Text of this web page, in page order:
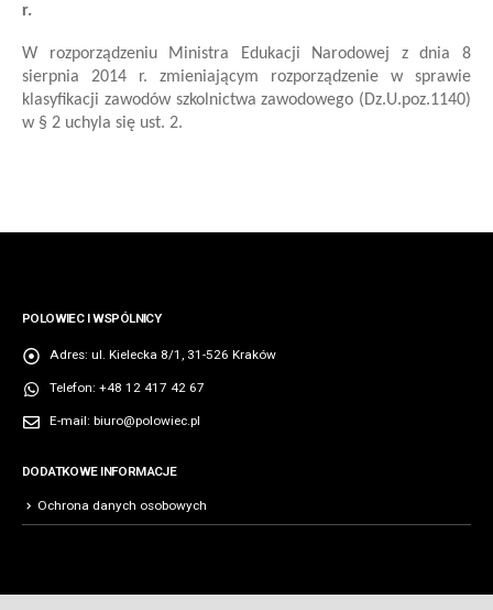
r.
W rozporządzeniu Ministra Edukacji Narodowej z dnia 8
sierpnia 2014 r. zmieniającym rozporządzenie w sprawie
klasyfikacji zawodów szkolnictwa zawodowego (Dz.U.poz.1140)
w § 2 uchyla się ust. 2.
POLOWIEC I WSPÓLNICY
Adres: ul. Kielecka 8/1, 31-526 Kraków
Telefon: +48 12 417 42 67
E-mail: biuro@polowiec.pl
DODATKOWE INFORMACJE
Ochrona danych osobowych